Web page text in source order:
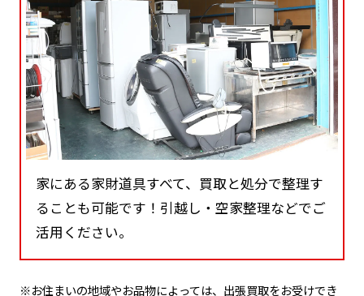
家にある家財道具すべて、買取と処分で整理す
ることも可能です！引越し・空家整理などでご
活用ください。
※お住まいの地域やお品物によっては、出張買取をお受けでき